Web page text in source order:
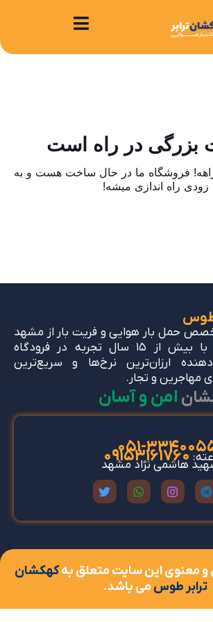
بزرگی در راه است
راهه! فروشگاه ما در حال ساخت هست و به
زودی راه اندازی میشه!
طوس
حمل بار هوایی و فریت بار از مشهد
به سراسر جهان. با بیش از ۱۵ سال تجربه در فرودگاه
ارزان‌ترین نرخ‌ها و سریع‌ترین
مهاجرین و تجار.
امن و آسان
33400550-
09153161760
هاشمی نژاد مشهد
و معنوی این سایت متعلق بهکهکشان
ترابر طوسمی باشد.